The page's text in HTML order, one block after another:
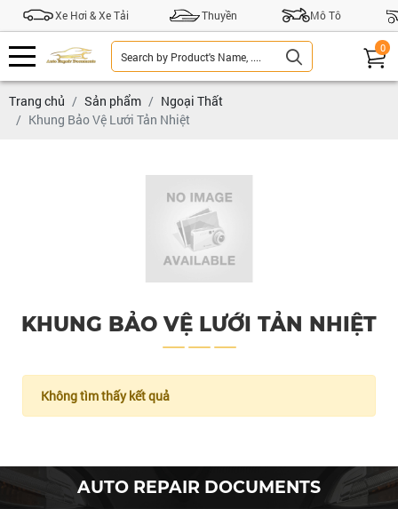
Xe Hơi & Xe Tải Thuyền Mô Tô
0
Trang chủ Sản phẩm
Ngoại Thất
Khung Bảo Vệ Lưới Tản Nhiệt
KHUNG BẢO VỆ LƯỚI TẢN NHIỆT
Không tìm thấy kết quả
AUTO REPAIR DOCUMENTS